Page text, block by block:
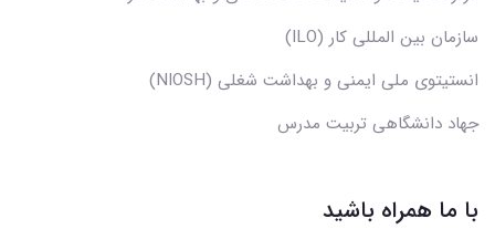
سازمان بین المللی کار (ILO)
انستیتوی ملی ایمنی و بهداشت شغلی (NIOSH)
جهاد دانشگاهی تربیت مدرس
با ما همراه باشید